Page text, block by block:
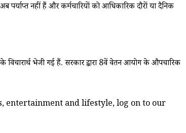
नहीं हैं और कर्मचारियों को आधिकारिक दौरों या दैनिक
भेजी गई हैं. सरकार द्वारा 8वें वेतन आयोग के औपचारिक
entertainment and lifestyle, log on to our